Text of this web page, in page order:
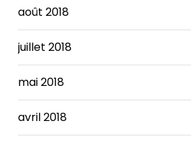
août 2018
juillet 2018
mai 2018
avril 2018